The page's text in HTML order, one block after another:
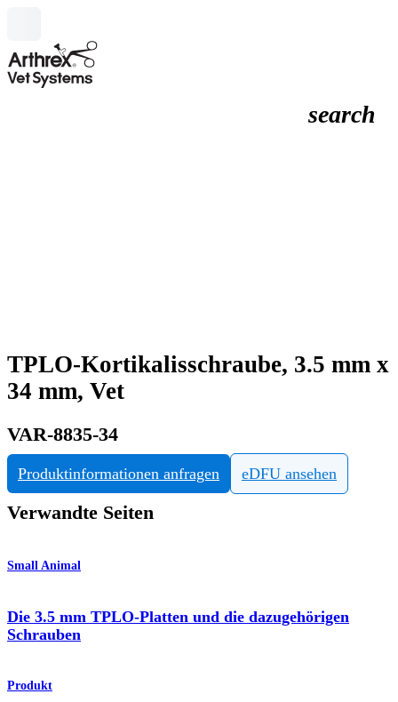
search
TPLO-Kortikalisschraube, 3.5 mm x
34 mm, Vet
VAR-8835-34
Produktinformationen anfragen eDFU ansehen
Verwandte Seiten
Small Animal
Die 3.5 mm TPLO-Platten und die dazugehörigen
Schrauben
Produkt